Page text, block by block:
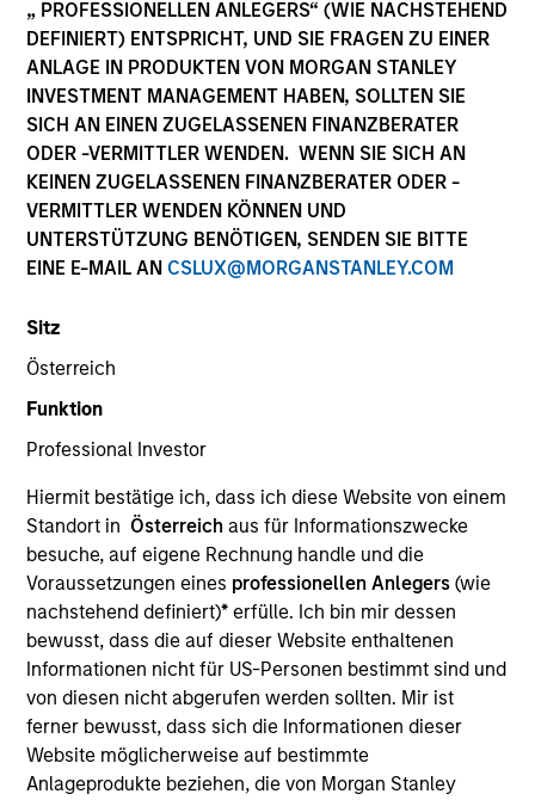
„ PROFESSIONELLEN ANLEGERS“ (WIE NACHSTEHEND
DEFINIERT) ENTSPRICHT, UND SIE FRAGEN ZU EINER
ANLAGE IN PRODUKTEN VON MORGAN STANLEY
INVESTMENT MANAGEMENT HABEN, SOLLTEN SIE
SICH AN EINEN ZUGELASSENEN FINANZBERATER
ODER -VERMITTLER WENDEN. WENN SIE SICH AN
KEINEN ZUGELASSENEN FINANZBERATER ODER -
VERMITTLER WENDEN KÖNNEN UND
UNTERSTÜTZUNG BENÖTIGEN, SENDEN SIE BITTE
EINE E-MAIL AN CSLUX@MORGANSTANLEY.COM
Sitz
Österreich
Funktion
Professional Investor
Hiermit bestätige ich, dass ich diese Website von einem
Standort in Österreich aus für Informationszwecke
besuche, auf eigene Rechnung handle und die
Voraussetzungen eines professionellen Anlegers(wie
nachstehend definiert)* erfülle. Ich bin mir dessen
bewusst, dass die auf dieser Website enthaltenen
Informationen nicht für US-Personen bestimmt sind und
von diesen nicht abgerufen werden sollten. Mir ist
ferner bewusst, dass sich die Informationen dieser
Website möglicherweise auf bestimmte
Anlageprodukte beziehen, die von Morgan Stanley
Dieses Dokument ist ein Marketingdokument.
Die Wertentwicklung in der Vergangenheit ist kein
verlässlicher Indikator für die künftige Wertentwicklung.
Die Rendite kann infolge von Währungsschwankungen
steigen oder sinken. Alle Performanceangaben werden auf
Basis der Nettoinventarwerte (NIW) berechnet. Alle
Stanley Investment Management.
Klicken Sie auf den Fondsnamen, um Informationen über
die Renditen des Kalenderjahres zu erhalten.
*Basiswährung des Fonds
Dieses Material enthält Informationen über die Teilfonds
von Morgan Stanley Investment Funds, einer in Luxemburg
ansässigen SICAV (Société d’Investissement à Capital
Variable). (die „Gesellschaft“), die im Großherzogtum
Luxemburg als Organismus für gemeinsame Anlagen
gemäß Teil 1 des Gesetzes vom 17. Dezember 2010 in
seiner geänderten Fassung registriert ist. Die Gesellschaft
ist ein Organismus für gemeinsame Anlagen in
Wertpapieren („OGAW“).